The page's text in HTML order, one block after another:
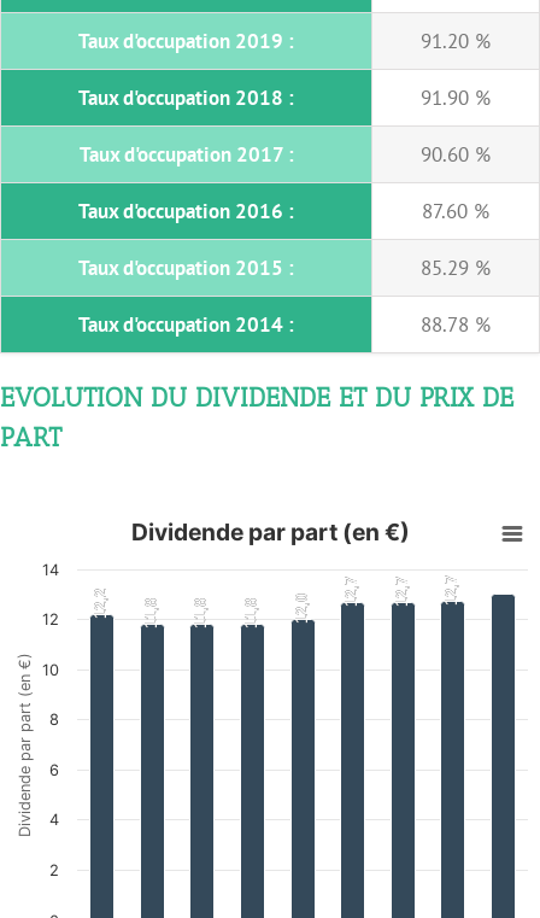
Taux d'occupation 2019 : 91.20 %
Taux d'occupation 2018 : 91.90 %
Taux d'occupation 2017 : 90.60 %
Taux d'occupation 2016 : 87.60 %
Taux d'occupation 2015 : 85.29 %
Taux d'occupation 2014 : 88.78 %
EVOLUTION DU DIVIDENDE ET DU PRIX DE
PART
Dividende par part (en €)
Dividende par part (en €)
12,2
12,2 11,8
11,8 11,8
11,8 11,8
11,8 12,0
12,0
12,7
12,7 12,7
12,7 12,7
12,7
2
4
6
8
10
12
14